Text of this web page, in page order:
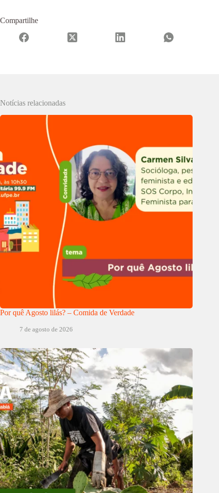
Compartilhe
Notícias relacionadas
Por quê Agosto lilás? – Comida de Verdade
7 de agosto de 2026